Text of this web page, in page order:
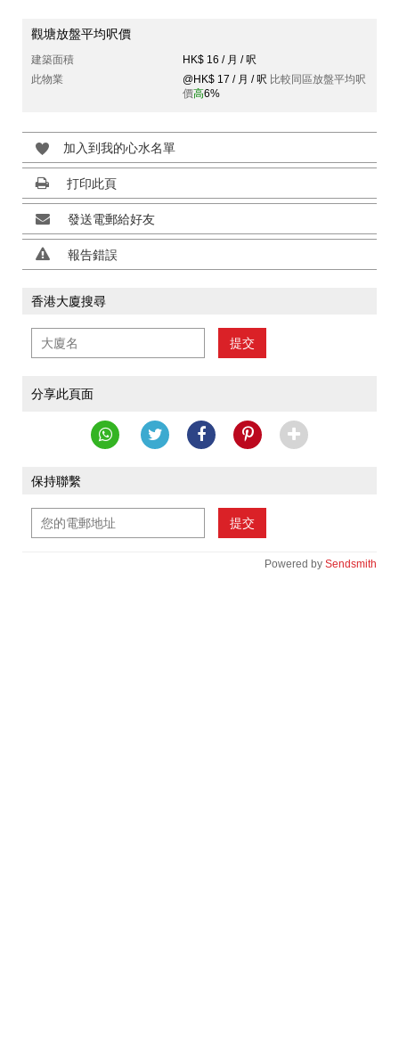
觀塘放盤平均呎價
建築面積
HK$ 16 / 月 / 呎
此物業
@HK$ 17 / 月 / 呎 比較同區放盤平均呎
價高6%
加入到我的心水名單
打印此頁
發送電郵給好友
報告錯誤
香港大廈搜尋
提交
分享此頁面
保持聯繫
提交
Powered by Sendsmith